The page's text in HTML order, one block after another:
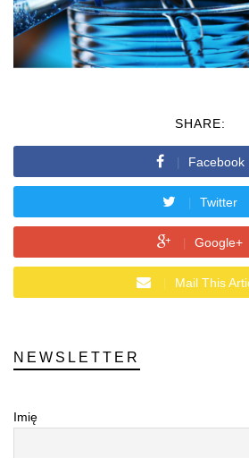
SHARE:
Facebook
Twitter
Google+
Mail This
NEWSLETTER
Imię